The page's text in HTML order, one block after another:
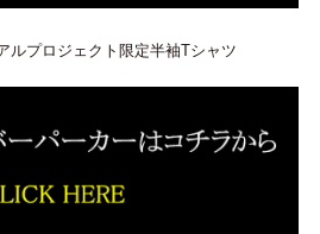
ルプロジェクト限定半袖Tシャツ